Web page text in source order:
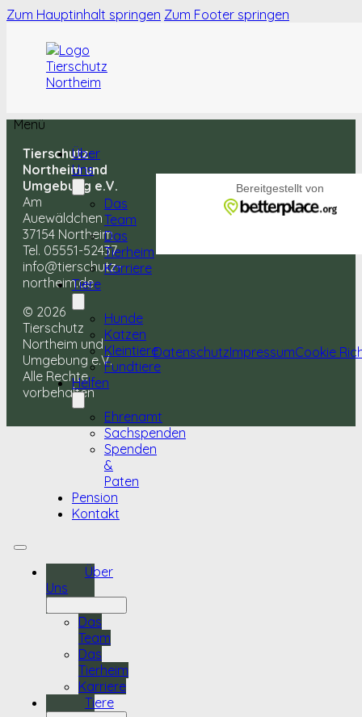
Zum Hauptinhalt springen Zum Footer springen
Menü
Über
Uns
Das
Team
Das
Tierheim
Karriere
Tiere
Hunde
Katzen
Kleintiere
Fundtiere
Helfen
Ehrenamt
Sachspenden
Spenden
&
Paten
Pension
Kontakt
Über
Uns
Das
Team
Das
Tierheim
Karriere
Tiere
Tierschutz
Northeim und
Umgebung e.V.
Am
Auewäldchen
37154 Northeim
Tel. 05551-52437
info@tierschutz-
northeim.de
© 2026
Tierschutz
Northeim und
Umgebung e.V.
Alle Rechte
vorbehalten
DatenschutzImpressumCookie